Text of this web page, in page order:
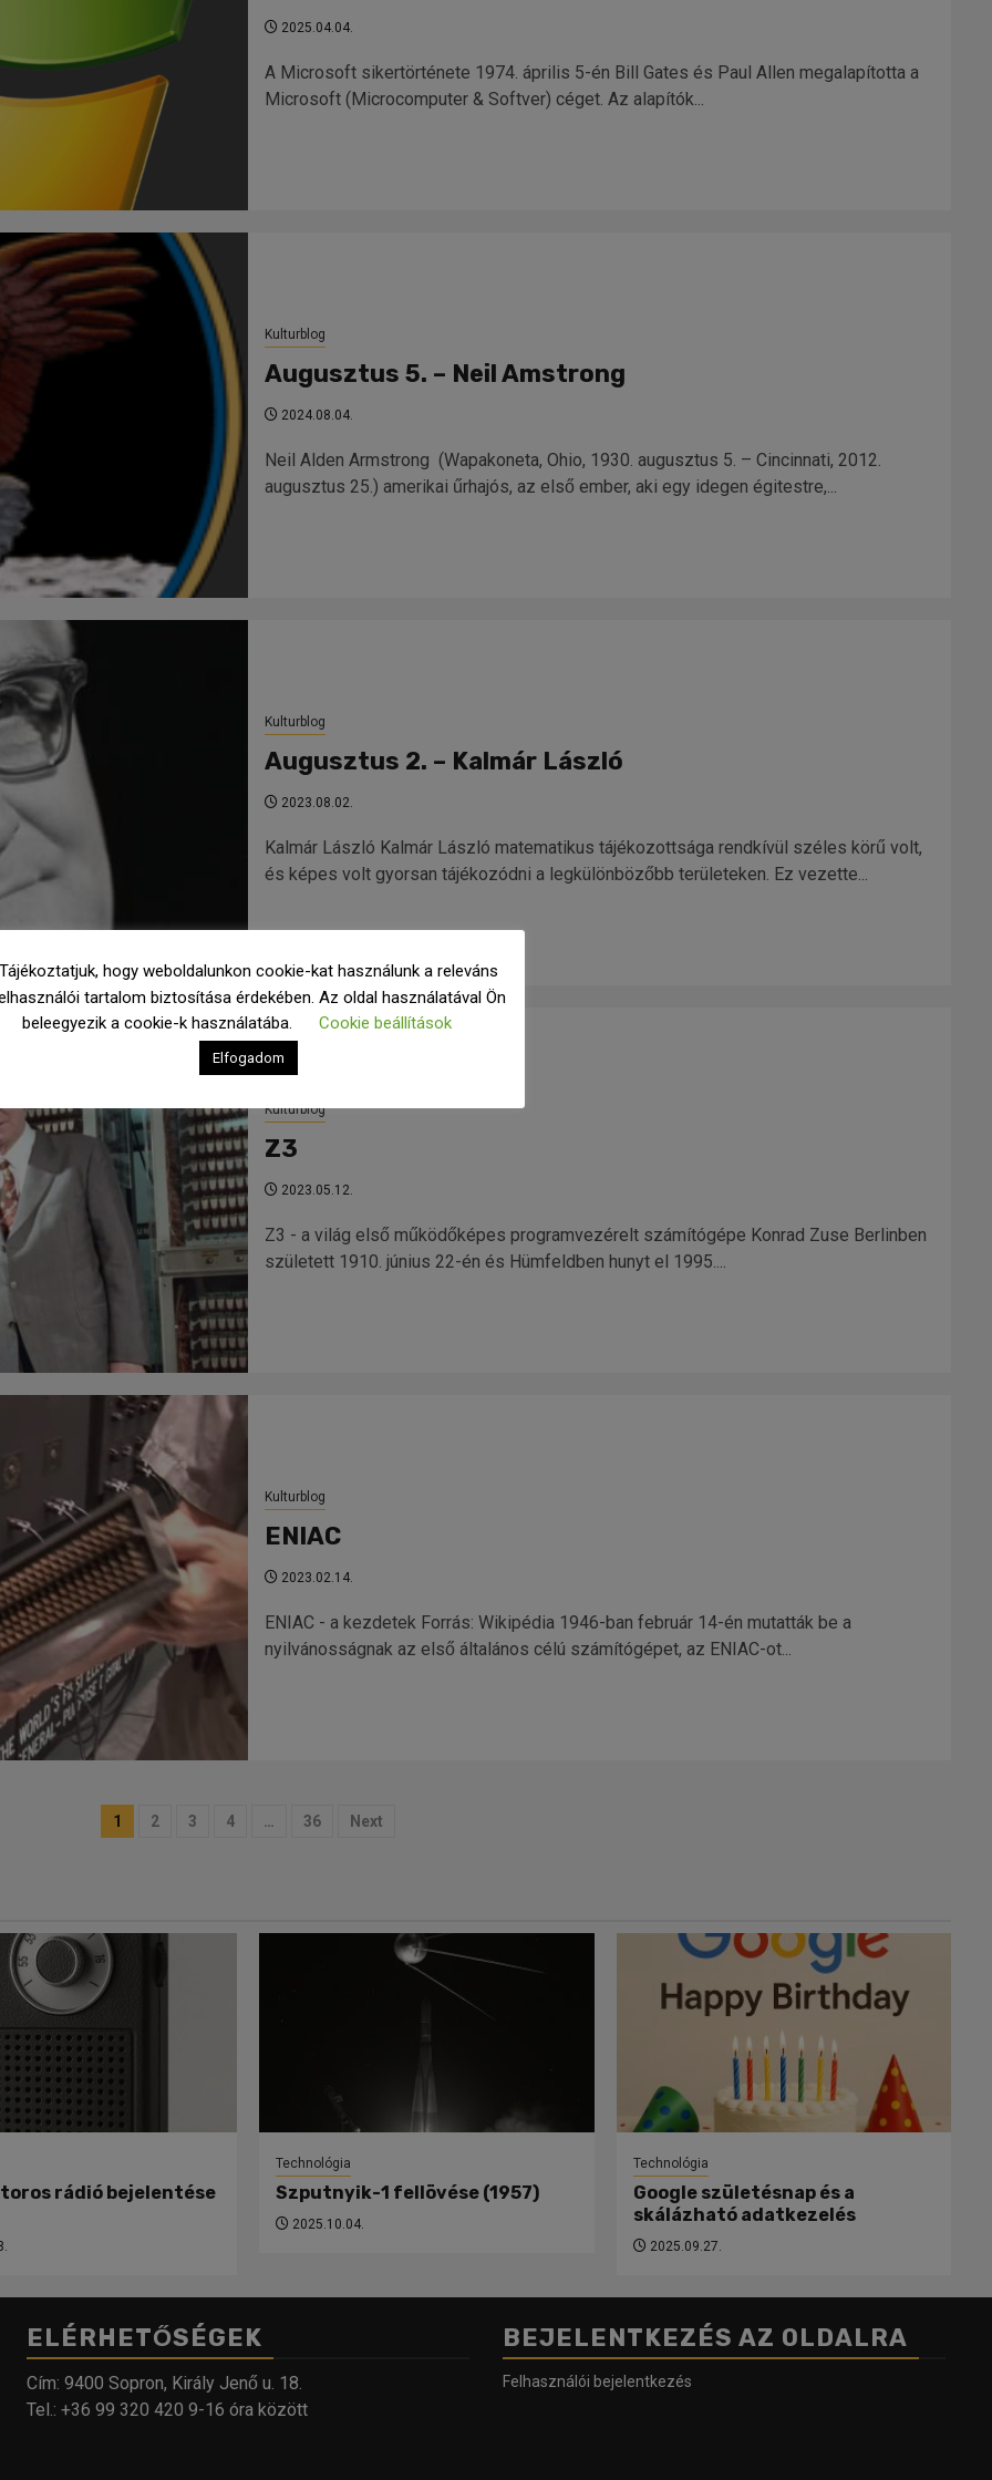
2025.04.04.
A Microsoft sikertörténete 1974. április 5-én Bill Gates és Paul Allen megalapította a
Microsoft (Microcomputer & Softver) céget. Az alapítók...
Kulturblog
Augusztus 5. – Neil Amstrong
2024.08.04.
Neil Alden Armstrong (Wapakoneta, Ohio, 1930. augusztus 5. – Cincinnati, 2012.
augusztus 25.) amerikai űrhajós, az első ember, aki egy idegen égitestre,...
Kulturblog
Augusztus 2. – Kalmár László
2023.08.02.
Kalmár László Kalmár László matematikus tájékozottsága rendkívül széles körű volt,
és képes volt gyorsan tájékozódni a legkülönbözőbb területeken. Ez vezette...
Kulturblog
Z3
2023.05.12.
Z3 - a világ első működőképes programvezérelt számítógépe Konrad Zuse Berlinben
született 1910. június 22-én és Hümfeldben hunyt el 1995....
Kulturblog
ENIAC
2023.02.14.
ENIAC - a kezdetek Forrás: Wikipédia 1946-ban február 14-én mutatták be a
nyilvánosságnak az első általános célú számítógépet, az ENIAC-ot...
Bejegyzések
1 2 3 4 … 36 Next
rádió bejelentése
Technológia
Szputnyik-1 fellövése (1957)
2025.10.04.
Technológia
Google születésnap és a
skálázható adatkezelés
2025.09.27.
ELÉRHETŐSÉGEK
Cím: 9400 Sopron, Király Jenő u. 18.
Tel.: +36 99 320 420 9-16 óra között
BEJELENTKEZÉS AZ OLDALRA
Felhasználói bejelentkezés
hogy weboldalunkon cookie-kat használunk a releváns
tartalom biztosítása érdekében. Az oldal használatával Ön
beleegyezik a cookie-k használatába.
Cookie beállítások
Elfogadom